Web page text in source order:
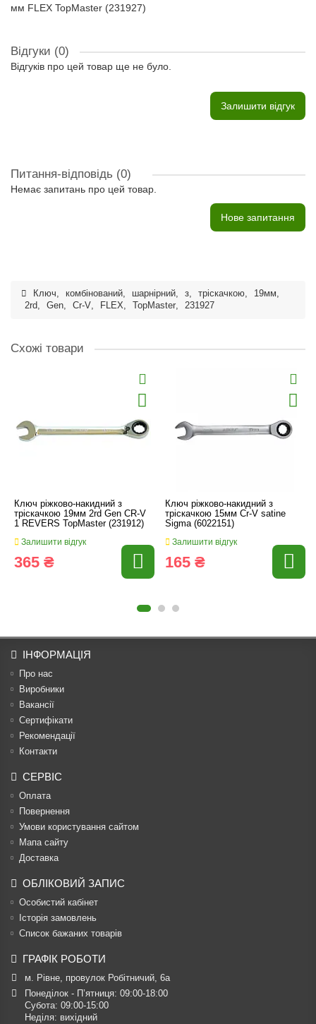
мм FLEX TopMaster (231927)
Відгуки (0)
Відгуків про цей товар ще не було.
Залишити відгук
Питання-відповідь (0)
Немає запитань про цей товар.
Нове запитання
Ключ, комбінований, шарнірний, з, тріскачкою, 19мм,
2rd, Gen, Cr-V, FLEX, TopMaster, 231927
Схожі товари
Ключ ріжково-накидний з
тріскачкою 19мм 2rd Gen CR-V
1 REVERS TopMaster (231912)
Залишити відгук
365 ₴
Ключ ріжково-накидний з
тріскачкою 15мм Cr-V satine
Sigma (6022151)
Залишити відгук
165 ₴
ІНФОРМАЦІЯ
Про нас
Виробники
Вакансії
Сертифікати
Рекомендації
Контакти
СЕРВІС
Оплата
Повернення
Умови користування сайтом
Мапа сайту
Доставка
ОБЛІКОВИЙ ЗАПИС
Особистий кабінет
Історія замовлень
Список бажаних товарів
ГРАФІК РОБОТИ
м. Рівне, провулок Робітничий, 6а
Понеділок - П’ятниця: 09:00-18:00
Субота: 09:00-15:00
Неділя: вихідний